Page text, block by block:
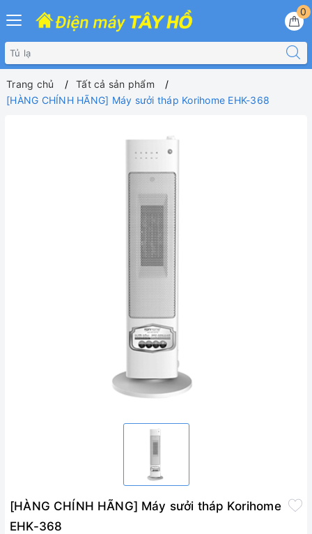
0
Trang chủ
Tất cả sản phẩm
[HÀNG CHÍNH HÃNG] Máy sưởi tháp Korihome EHK-368
[HÀNG CHÍNH HÃNG] Máy sưởi tháp Korihome
EHK-368